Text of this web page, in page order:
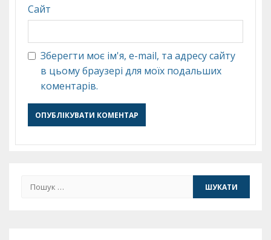
Сайт
Зберегти моє ім'я, e-mail, та адресу сайту
в цьому браузері для моїх подальших
коментарів.
Пошук: